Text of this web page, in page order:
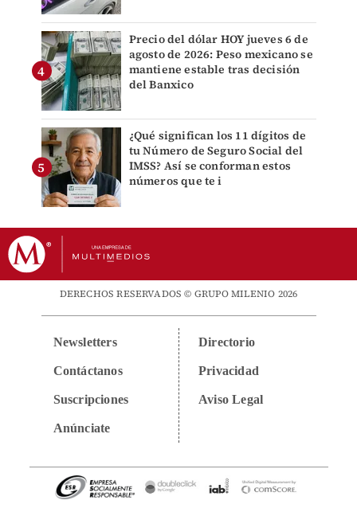
Precio del dólar HOY jueves 6 de
agosto de 2026: Peso mexicano se
mantiene estable tras decisión
del Banxico
¿Qué significan los 11 dígitos de
tu Número de Seguro Social del
IMSS? Así se conforman estos
números que te i
DERECHOS RESERVADOS © GRUPO MILENIO 2026
Newsletters
Contáctanos
Suscripciones
Anúnciate
Directorio
Privacidad
Aviso Legal